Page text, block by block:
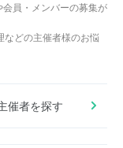
会員・メンバーの募集が
などの主催者様のお悩
催者を探す